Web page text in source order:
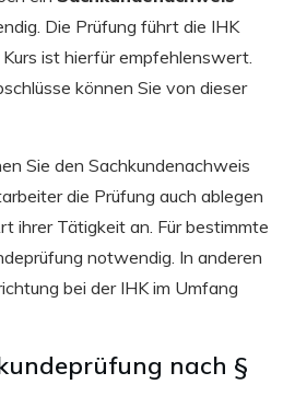
Die Prüfung führt die IHK
ist hierfür empfehlenswert.
können Sie von dieser
Sie den Sachkundenachweis
die Prüfung auch ablegen
ihrer Tätigkeit an. Für bestimmte
notwendig. In anderen
bei der IHK im Umfang
nach §